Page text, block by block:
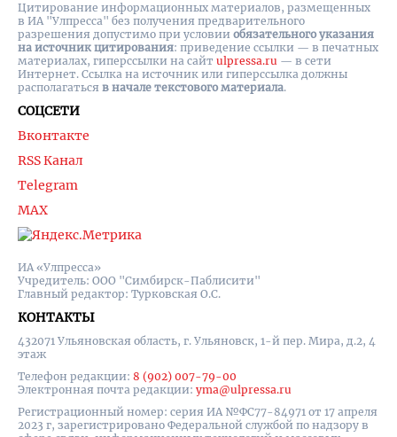
ИА «Улпресса»
Учредитель: ООО "Симбирск-Паблисити"
Главный редактор: Турковская О.С.
КОНТАКТЫ
432071 Ульяновская область, г. Ульяновск, 1-й пер. Мира, д.2, 4
этаж
Телефон редакции: 8 (902) 007-79-00
Электронная почта редакции: yma@ulpressa.ru
Регистрационный номер: серия ИА №ФС77-84971 от 17 апреля
2023 г, зарегистрировано Федеральной службой по надзору в
СОЦСЕТИ
Вконтакте
RSS Канал
Telegram
MAX
Цитирование информационных материалов, размещенных
в ИА "Улпресса" без получения предварительного
разрешения допустимо при условии обязательного указания
на источник цитирования: приведение ссылки — в печатных
материалах, гиперссылки на cайт ulpressa.ru — в сети
Интернет. Ссылка на источник или гиперссылка должны
располагаться в начале текстового материала.